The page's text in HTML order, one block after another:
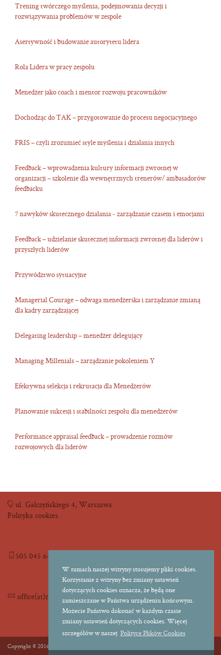
W ramach naszej witryny stosujemy pliki cookies.
Korzystanie z witryny bez zmiany ustawień
dotyczących cookies oznacza, że będą one
zamieszczane w Państwa urządzeniu końcowym.
Możecie Państwo dokonać w każdym czasie
zmiany ustawień dotyczących cookies. Więcej
szczegółów w naszej Polityce Plików Cookies
Trening twórczego myślenia, podejmowania decyzji i
rozwiązywania problemów w zespole
Asertywność i budowanie autorytetu lidera
Rola Lidera w pracy zespołu
Menedżer jako coach i mentor rozwoju pracowników
Dochodząc do TAK – przygotowanie do procesu negocjacyjnego
FRIS – czyli zrozumieć style myślenia i działania innych
Feedback – wprowadzenia kultury informacji zwrotnej w
organizacji – szkolenie dla wewnętrznych trenerów/ ambasadorów
feedbacku
7 nawyków skutecznego działania - zarządzanie czasem i emocjami
Feedback – udzielanie skutecznej informacji zwrotnej dla liderów i
przyszłych liderów
Przywództwo sytuacyjne
Managerial Courage – odwaga menedżerska i zarządzanie zmianą
dla kadry zarządzającej
Delegating leadership – menedżer delegujący
Managing Millenials – zarządzanie pokoleniem Y
Efektywna selekcja i rekrutacja dla Menedżerów
Planowanie sukcesji i stabilności zespołu dla menedżerów
Performance appraisal feedback – prowadzenie rozmów
rozwojowych dla liderów
ul. Gałczyńskiego 4, Warszawa
Polityka cookies
505 045 645
office(at)readytojump.pl
Copyright © 2016 Ready To Jump